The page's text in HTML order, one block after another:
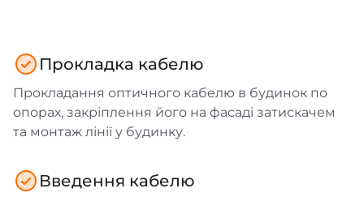
Прокладка кабелю
Прокладання оптичного кабелю в будинок по
опорах, закріплення його на фасаді затискачем
та монтаж лінії у будинку.
Введення кабелю